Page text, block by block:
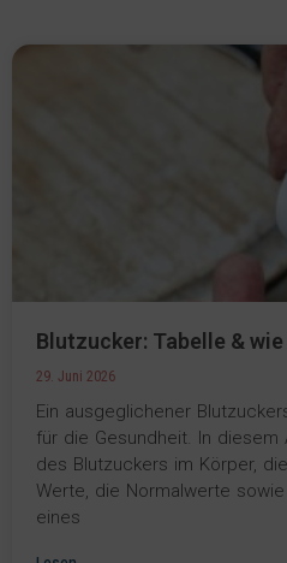
Blutzucker: Tabelle &
29. Juni 2026
Ein ausgeglichener
für die Gesundheit. In diesem
des Blutzuckers im Körper,
Werte, die Normalwerte
eines